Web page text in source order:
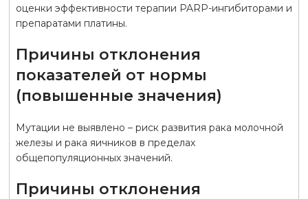
оценки эффективности терапии PARP-ингибиторами и
препаратами платины.
Причины отклонения
показателей от нормы
(повышенные значения)
Мутации не выявлено – риск развития рака молочной
железы и рака яичников в пределах
общепопуляционных значений.
Причины отклонения